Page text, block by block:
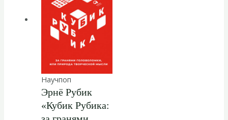
Научпоп
Эрнё Рубик
«Кубик Рубика: